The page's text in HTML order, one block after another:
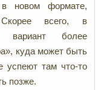
новом формате,
Скорее всего, в
вариант более
куда может быть
успеют там что-то
позже.